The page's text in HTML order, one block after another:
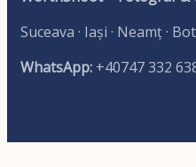
Suceava · Iași · Neamț ·
WhatsApp: +40747 332